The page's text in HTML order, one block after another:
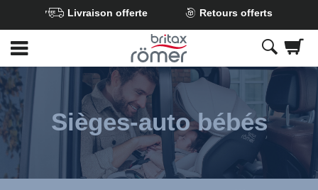
au
contenu
Livraison offerte Retours offerts
Sièges-auto bébés